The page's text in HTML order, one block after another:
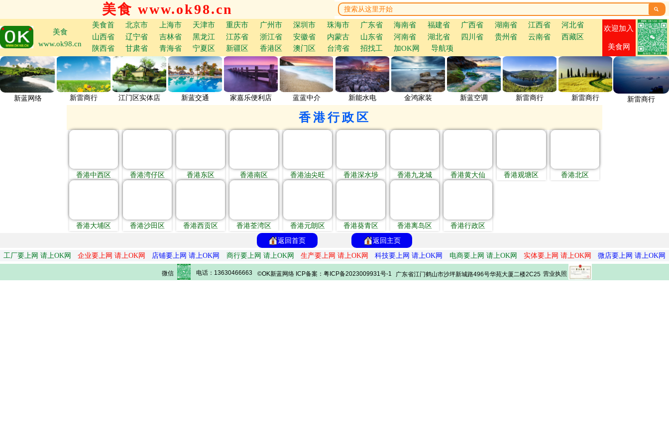
美食 www.ok98.cn 
美食
www.ok98.cn
美食首 北京市 上海市 天津市 重庆市 广州市 深圳市 珠海市 广东省 海南省 福建省 广西省 湖南省 江西省
河北省
山西省
辽宁省 吉林省 黑龙江 江苏省 浙江省 安徽省 内蒙古 山东省 河南省 湖北省 四川省 贵州省 云南省
西藏区
陕西省
甘肃省 青海省 宁夏区 新疆区 香港区 澳门区 台湾省 招找工 加OK网 导航项
欢迎加入
美食网
新蓝网络 新雷商行 江门区实体店 新蓝交通 家嘉乐便利店 蓝蓝中介 新能水电 金鸿家装 新蓝空调 新雷商行 新雷商行 新雷商行
香港行政区
香港中西区 香港湾仔区 香港东区 香港南区 香港油尖旺 香港深水埗 香港九龙城 香港黄大仙 香港观塘区 香港北区
香港大埔区 香港沙田区 香港西贡区 香港荃湾区 香港元朗区 香港葵青区 香港离岛区
香港行政区
返回首页
返回主页
工厂要上网 请上OK网
企业要上网 请上OK网 店铺要上网 请上OK网 商行要上网 请上OK网 生产要上网 请上OK网 科技要上网 请上OK网 电商要上网 请上OK网 实体要上网 请上OK网 微店要上网 请上OK网
微信 电话：13630466663 ©OK新蓝网络 ICP备案：粤ICP备2023009931号-1 广东省江门鹤山市沙坪新城路496号华苑大厦二楼2C25 营业执照